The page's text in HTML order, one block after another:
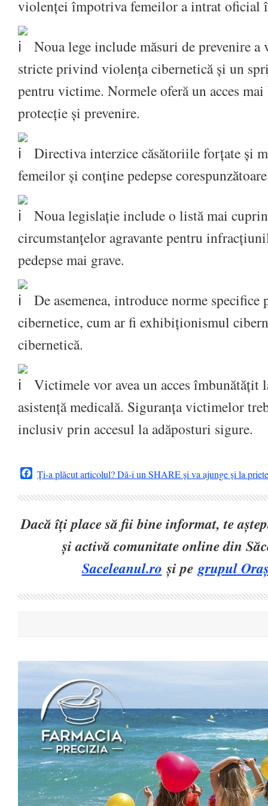
violenței împotriva femeilor a intrat oficial
Noua lege include măsuri de prevenire
stricte privind violența cibernetică și un
pentru victime. Normele oferă un acces
protecție și prevenire.
Directiva interzice căsătoriile forțate și
femeilor și conține pedepse
Noua legislație include o listă mai
circumstanțelor agravante pentru
pedepse mai grave.
De asemenea, introduce norme
cibernetice, cum ar fi exhibiționismul
cibernetică.
Victimele vor avea un acces îmbunătățit
asistență medicală. Siguranța victimelor
inclusiv prin accesul la adăposturi sigure.
Facebook
Ți-a plăcut articolul? Dă-i un SHARE și va ajunge și la
Dacă îți place să fii bine informat, te
și activă comunitate online din
Saceleanul.ro și pegrupul